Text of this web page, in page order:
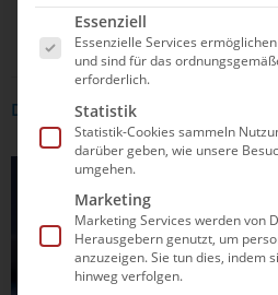
DAS KÖNNTE DICH AUCH
WASSERSPRINGEN
Es folgt eine Liste der
Essenziell
Essenzielle Services
und sind für das
erforderlich.
Statistik
Statistik-Cookies sammeln
darüber geben, wie unsere
umgehen.
Marketing
Marketing Services werden von
Herausgebern genutzt, um
anzuzeigen. Sie tun dies, indem
hinweg verfolgen.